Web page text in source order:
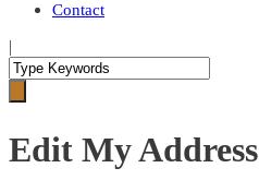
Contact
|
Edit My Address